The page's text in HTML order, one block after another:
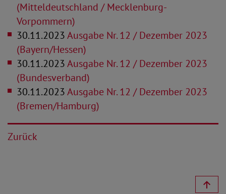
(Mitteldeutschland / Mecklenburg-
Vorpommern)
30.11.2023Ausgabe Nr. 12 / Dezember 2023
(Bayern/Hessen)
30.11.2023Ausgabe Nr. 12 / Dezember 2023
(Bundesverband)
30.11.2023Ausgabe Nr. 12 / Dezember 2023
(Bremen/Hamburg)
Zurück